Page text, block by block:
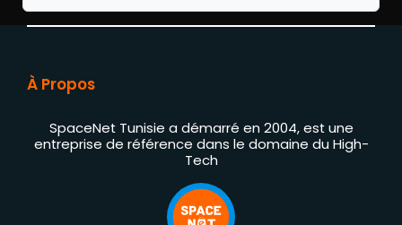
À Propos
SpaceNet Tunisie a démarré en 2004, est une
entreprise de référence dans le domaine du High-
Tech